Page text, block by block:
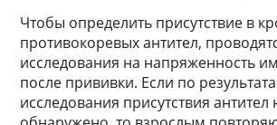
Чтобы определить присутствие в
противокоревых антител,
исследования на напряженность
после прививки. Если по
исследования присутствия антител